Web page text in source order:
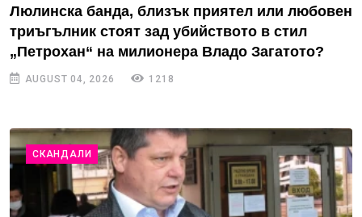
Люлинска банда, близък приятел или любовен
триъгълник стоят зад убийството в стил
„Петрохан“ на милионера Владо Загатото?
AUGUST 04, 2026 1218
СКАНДАЛИ